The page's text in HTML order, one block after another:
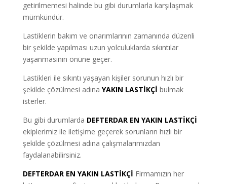
getirilmemesi halinde bu gibi durumlarla karşılaşmak
mümkündür.
Lastiklerin bakım ve onarımlarının zamanında düzenli
bir şekilde yapılması uzun yolculuklarda sıkıntılar
yaşanmasının önüne geçer.
Lastikleri ile sıkıntı yaşayan kişiler sorunun hızlı bir
şekilde çözülmesi adına YAKIN LASTİKÇİ bulmak
isterler.
Bu gibi durumlarda DEFTERDAR EN YAKIN LASTİKÇİ
ekiplerimiz ile iletişime geçerek sorunların hızlı bir
şekilde çözülmesi adına çalışmalarımızdan
faydalanabilirsiniz.
DEFTERDAR EN YAKIN LASTİKÇİ Firmamızın her